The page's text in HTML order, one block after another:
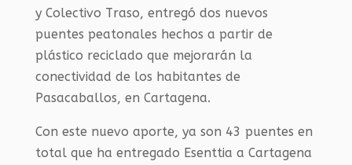
y Colectivo Traso, entregó dos nuevos
puentes peatonales hechos a partir de
plástico reciclado que mejorarán la
conectividad de los habitantes de
Pasacaballos, en Cartagena.
Con este nuevo aporte, ya son 43 puentes en
total que ha entregado Esenttia a Cartagena